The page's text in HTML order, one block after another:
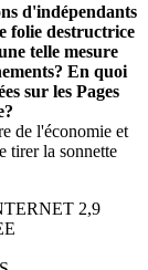
d'indépendants
folie destructrice
telle mesure
En quoi
sur les Pages
de l'économie et
tirer la sonnette
2,9